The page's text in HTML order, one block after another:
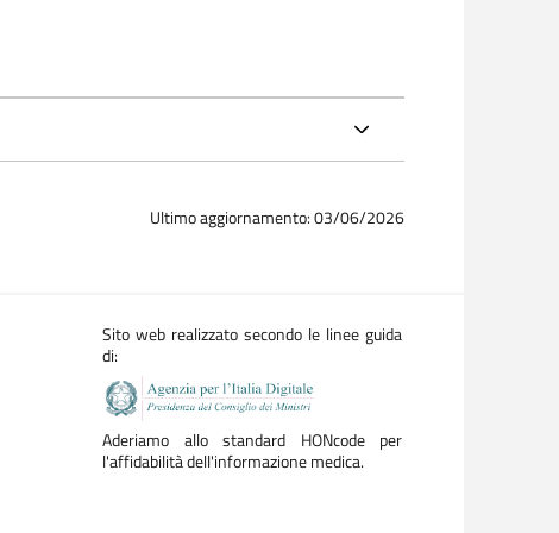
e/o alla conoscenza di argomenti non
Ultimo aggiornamento: 03/06/2026
Sito web realizzato secondo le linee guida
di:
Aderiamo allo standard HONcode per
l'affidabilità dell'informazione medica.